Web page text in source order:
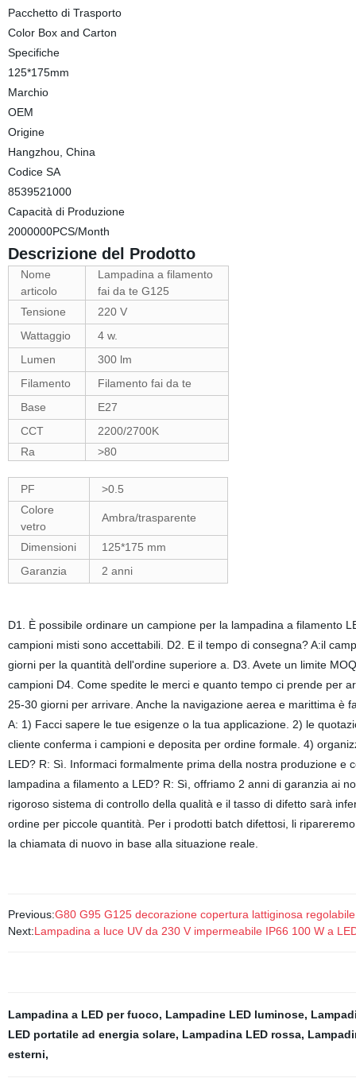
Pacchetto di Trasporto
Color Box and Carton
Specifiche
125*175mm
Marchio
OEM
Origine
Hangzhou, China
Codice SA
8539521000
Capacità di Produzione
2000000PCS/Month
Descrizione del Prodotto
Nome
articolo
Lampadina a filamento
fai da te G125
Tensione
220 V
Wattaggio
4 w.
Lumen
300 lm
Filamento
Filamento fai da te
Base
E27
CCT
2200/2700K
Ra
>80
PF
>0.5
Colore
vetro
Ambra/trasparente
Dimensioni
125*175 mm
Garanzia
2 anni
D1. È possibile ordinare un campione per la lampadina a filamento
campioni misti sono accettabili. D2. E il tempo di consegna? A:il
giorni per la quantità dell'ordine superiore a. D3. Avete un limite
campioni D4. Come spedite le merci e quanto tempo ci prende per
25-30 giorni per arrivare. Anche la navigazione aerea e marittima è
A: 1) Facci sapere le tue esigenze o la tua applicazione. 2) le
cliente conferma i campioni e deposita per ordine formale. 4)
LED? R: Sì. Informaci formalmente prima della nostra produzione
lampadina a filamento a LED? R: Sì, offriamo 2 anni di garanzia ai
rigoroso sistema di controllo della qualità e il tasso di difetto sarà
ordine per piccole quantità. Per i prodotti batch difettosi, li
la chiamata di nuovo in base alla situazione reale.
Previous:G80 G95 G125 decorazione copertura lattiginosa
Next:Lampadina a luce UV da 230 V impermeabile IP66 100 W a
Lampadina a LED per fuoco, Lampadine LED luminose,
LED portatile ad energia solare, Lampadina LED rossa,
esterni,